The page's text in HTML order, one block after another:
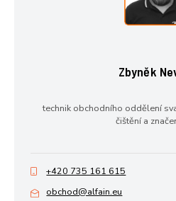
Zbyněk
technik obchodního oddělení
čištění a
+420 735 161 615
obchod@alfain.eu